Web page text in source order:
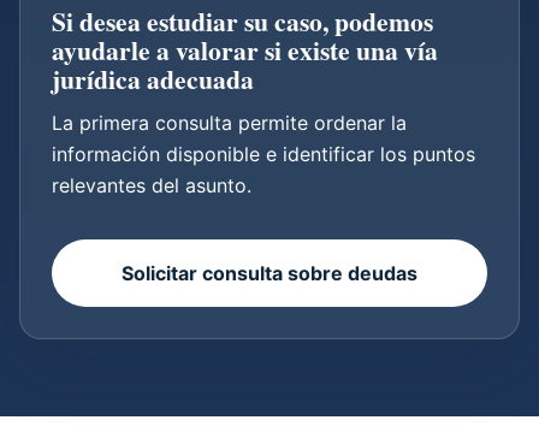
Si desea estudiar su caso, podemos
ayudarle a valorar si existe una vía
jurídica adecuada
La primera consulta permite ordenar la
información disponible e identificar los puntos
relevantes del asunto.
Solicitar consulta sobre deudas